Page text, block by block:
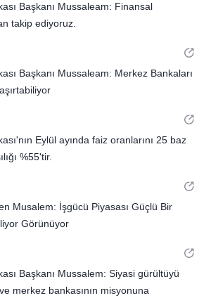
Başkanı Mussaleam: Finansal
takip ediyoruz.
Başkanı Mussaleam: Merkez Bankaları
Eylül ayında faiz oranlarını 25 baz
%55'tir.
Musalem: İşgücü Piyasası Güçlü Bir
Görünüyor
Başkanı Mussalem: Siyasi gürültüyü
merkez bankasının misyonuna